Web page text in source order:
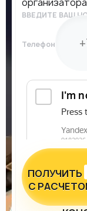
ВВЕДИТЕ ВАШ
Телефон
ПОЛУЧИТЬ
С